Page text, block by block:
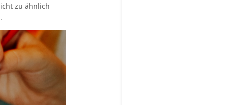
zu ähnlich